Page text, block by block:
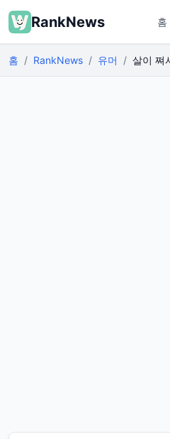
RankNews 홈
홈 RankNews 유머 살이 쪄